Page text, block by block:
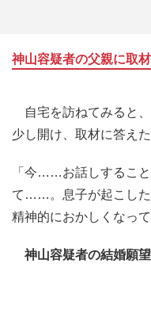
神山容疑者の父親に取材
自宅を訪ねてみると
少し開け、取材に答えた
「今……お話しするこ
て……。息子が起こした
精神的におかしくなっ
神山容疑者の結婚願望